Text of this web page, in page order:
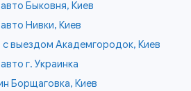
Быковня, Киев
Нивки, Киев
с выездом Академгородок, Киев
г. Украинка
Борщаговка, Киев